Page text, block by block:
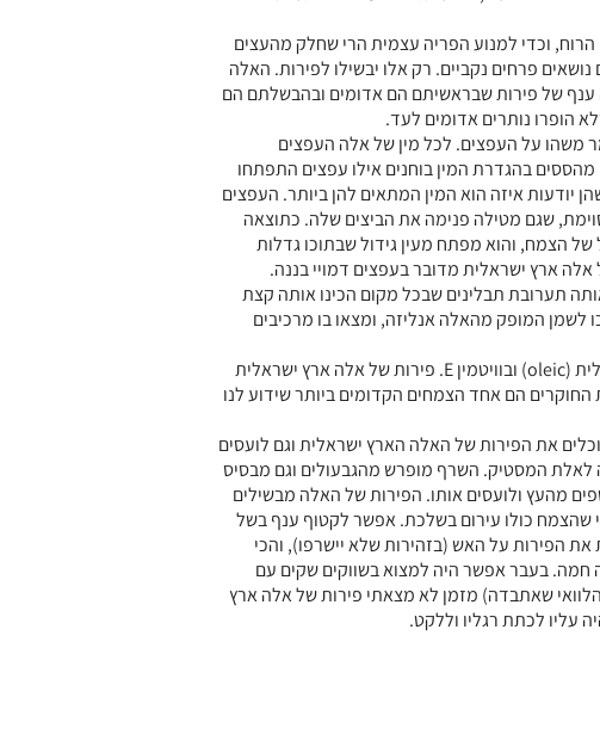
וכדי למנוע הפריה עצמית הרי שחלק מהעצים
פרחים נקביים. רק אלו יבשילו לפירות. האלה
ענף של פירות שבראשיתם הם אדומים ובהבשלתם הם
הופרו נותרים אדומים לעד.
משהו על העפצים. לכל מין של אלה העפצים
מהססים בהגדרת המין בוחנים אילו עפצים התפתחו
יודעות איזה הוא המין המתאים להן ביותר. העפצים
שגם מטילה פנימה את הביצים שלה. כתוצאה
הצמח, והוא מפתח מעין גידול שבתוכו גדלות
אלה ארץ ישראלית מדובר בעפצים דמויי בננה.
תערובת תבלינים שבכל מקום הכינו אותה קצת
לשמן המופק מהאלה אנליזה, ומצאו בו מרכיבים
כך שלא בכדי הפרי עשיר בחומצה אאולית (oleic) ובוויטמין E. פירות של אלה ארץ ישראלית
החוקרים הם אחד הצמחים הקדומים ביותר שידוע לנו
את הפירות של האלה הארץ ישראלית וגם לועסים
המסטיק. השרף מופרש מהגבעולים וגם מבסיס
מהעץ ולועסים אותו. הפירות של האלה מבשילים
שהצמח כולו עירום בשלכת. אפשר לקטוף ענף בשל
הפירות על האש (בזהירות שלא יישרפו), והכי
בעבר אפשר היה למצוא בשווקים שקים עם
שאתבדה) מזמן לא מצאתי פירות של אלה ארץ
עליו לכתת רגליו וללקט.